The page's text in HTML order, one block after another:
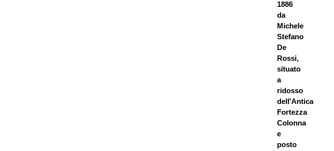
1886
da
Michele
Stefano
De
Rossi,
situato
a
ridosso
dell'Antica
Fortezza
Colonna
e
posto